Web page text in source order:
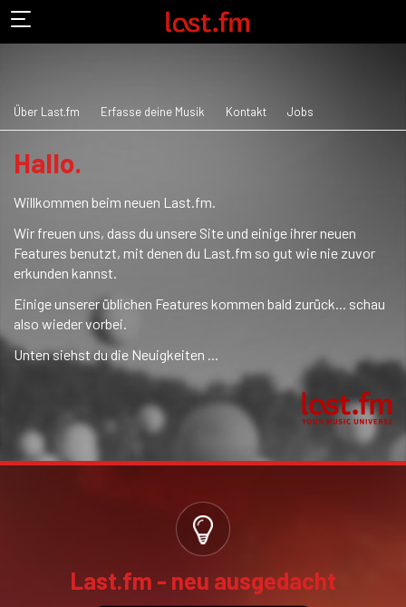
Über Last.fm Erfasse deine Musik Kontakt Jobs
Hallo.
Willkommen beim neuen Last.fm.
Wir freuen uns, dass du unsere Site und einige ihrer neuen
Features benutzt, mit denen du Last.fm so gut wie nie zuvor
erkunden kannst.
Einige unserer üblichen Features kommen bald zurück... schau
also wieder vorbei.
Unten siehst du die Neuigkeiten ...
Last.fm - neu ausgedacht